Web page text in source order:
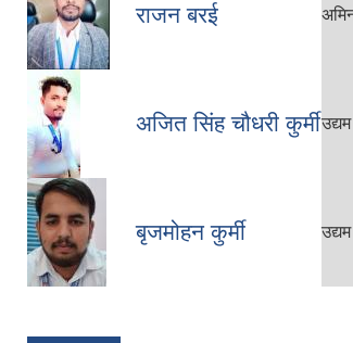
राजन बरई
अजित सिंह चौधरी कुर्मी
बृजमोहन कुर्मी